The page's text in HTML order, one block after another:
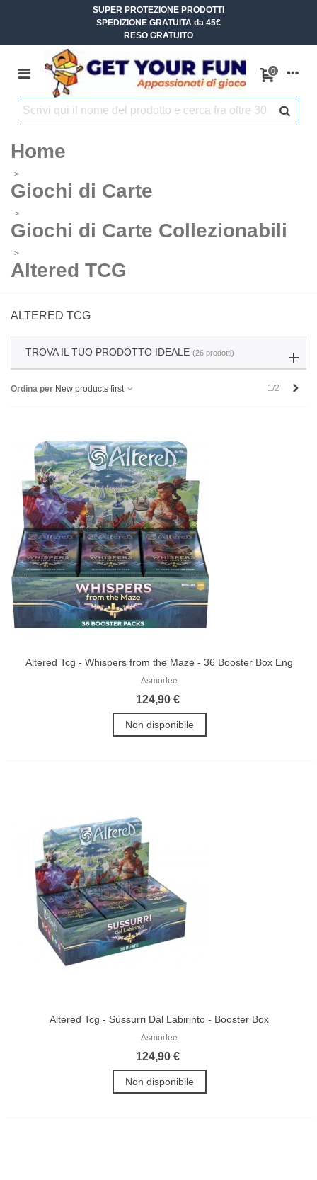
SUPER PROTEZIONE PRODOTTI
SPEDIZIONE GRATUITA da 45€
RESO GRATUITO
0
Home
>
Giochi di Carte
>
Giochi di Carte Collezionabili
>
Altered TCG
ALTERED TCG
TROVA IL TUO PRODOTTO IDEALE (26 prodotti)
Ordina per New products first 1/2
Altered Tcg - Whispers from the Maze - 36 Booster Box Eng
Asmodee
124,90 €
Non disponibile
Altered Tcg - Sussurri Dal Labirinto - Booster Box
Asmodee
124,90 €
Non disponibile